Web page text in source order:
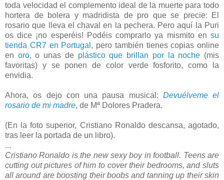
toda velocidad el complemento ideal de la muerte para todo
hortera de bolera y madridista de pro que se precie: El
rosario que lleva el chaval en la pechera. Pero aquí la Puri
os dice ¡no esperéis! Podéis comprarlo ya mismito en su
tienda CR7 en Portugal , pero también tienes copias online
en oro, o unas deplástico que brillan por la noche (mis
favoritas) y se ponen de color verde fosforito, como la
envidia.
Ahora, os dejo con una pausa musical: Devuélveme el
rosario de mi madre, de Mª Dolores Pradera.
(En la foto superior, Cristiano Ronaldo descansa, agotado,
tras leer la portada de un libro).
...
Cristiano Ronaldo is the new sexy boy in football. Teens are
cutting out pictures of him to cover their bedrooms, and sluts
all around are boosting their boobs and tanning up their skin